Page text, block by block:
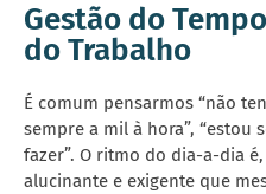
Gestão do
do Trabalho
É comum pensarmos “não
sempre a mil à hora”, “estou
fazer”. O ritmo do dia-a-dia
alucinante e exigente que